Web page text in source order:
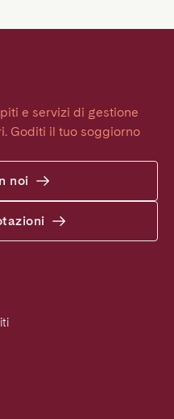
e servizi di gestione
Goditi il tuo soggiorno
noi